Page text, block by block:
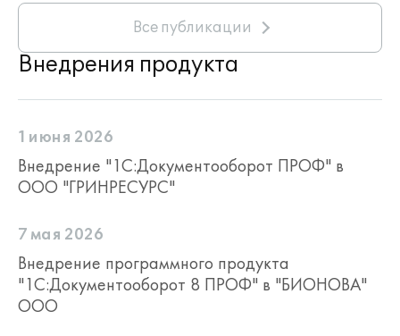
Все публикации
Внедрения продукта
1 июня 2026
Внедрение "1С:Документооборот ПРОФ" в
ООО "ГРИНРЕСУРС"
7 мая 2026
Внедрение программного продукта
"1С:Документооборот 8 ПРОФ" в "БИОНОВА"
ООО